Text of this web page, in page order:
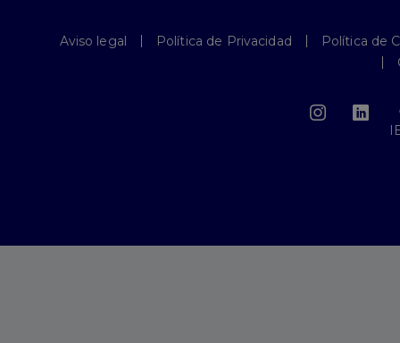
Aviso legal Política de Privacidad
Política de